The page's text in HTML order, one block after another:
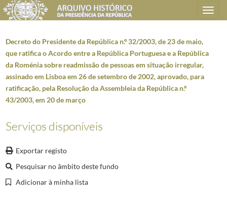
Toggle
navigation
Plano de classificação
AHPR Presidência da República
CC021301 Fichas de diplomas
00001 Decreto do Presidente da República n.º 22/2003, de 28 de
00002 Decreto do Presidente da República n.º 23/2003, de 1 de abril,
Decreto do Presidente da República n.º 32/2003, de 23 de maio,
que ratifica o Acordo entre a República Portuguesa e a República
da Roménia sobre readmissão de pessoas em situação irregular,
assinado em Lisboa em 26 de setembro de 2002, aprovado, para
ratificação, pela Resolução da Assembleia da República n.º
43/2003, em 20 de março
Serviços disponíveis
Exportar registo
Pesquisar no âmbito deste fundo
Adicionar à minha lista